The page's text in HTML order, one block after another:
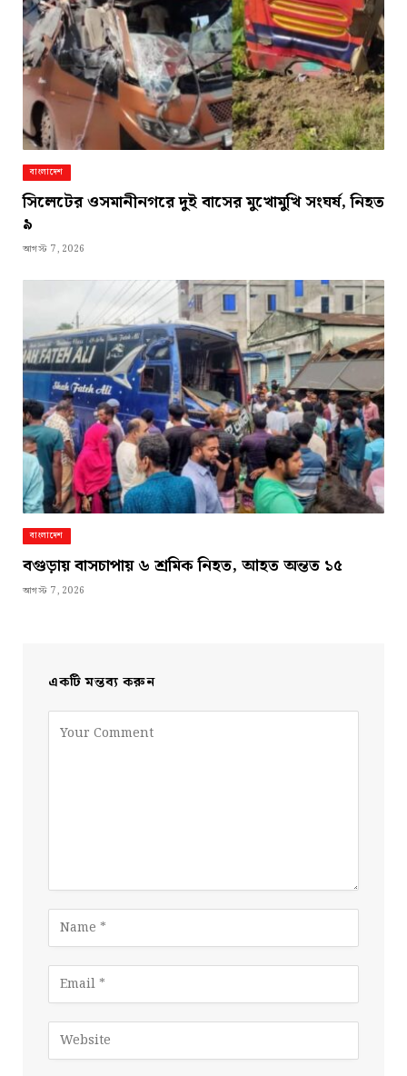
বাংলাদেশ
সিলেটের ওসমানীনগরে দুই বাসের মুখোমুখি সংঘর্ষ, নিহত
৯
আগস্ট 7, 2026
বাংলাদেশ
বগুড়ায় বাসচাপায় ৬ শ্রমিক নিহত, আহত অন্তত ১৫
আগস্ট 7, 2026
একটি মন্তব্য করুন